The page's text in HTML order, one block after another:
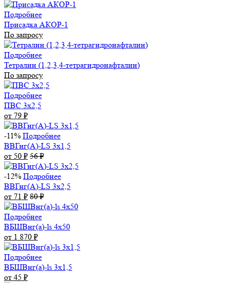
Подробнее
Присадка АКОР-1
По запросу
Подробнее
Тетралин (1,2,3,4-тетрагидронафталин)
По запросу
Подробнее
ПВС 3х2,5
от 79 ₽
-11% Подробнее
ВВГнг(А)-LS 3х1,5
от 50 ₽ 56₽
-12% Подробнее
ВВГнг(А)-LS 3х2,5
от 71 ₽ 80₽
Подробнее
ВБШВнг(а)-ls 4x50
от 1 870 ₽
Подробнее
ВБШВнг(а)-ls 3х1,5
от 45 ₽